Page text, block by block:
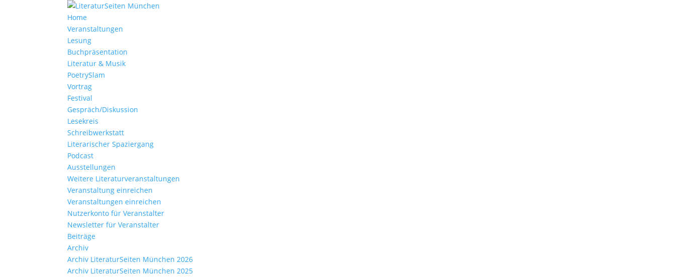
Home
Veranstaltungen
Lesung
Buchpräsentation
Literatur & Musik
PoetrySlam
Vortrag
Festival
Gespräch/Diskussion
Lesekreis
Schreibwerkstatt
Literarischer Spaziergang
Podcast
Ausstellungen
Weitere Literaturveranstaltungen
Veranstaltung einreichen
Veranstaltungen einreichen
Nutzerkonto für Veranstalter
Newsletter für Veranstalter
Beiträge
Archiv
Archiv LiteraturSeiten München 2026
Archiv LiteraturSeiten München 2025